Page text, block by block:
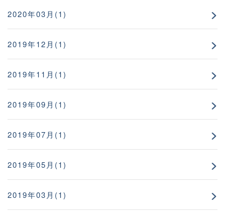
2020年03月(1)
2019年12月(1)
2019年11月(1)
2019年09月(1)
2019年07月(1)
2019年05月(1)
2019年03月(1)